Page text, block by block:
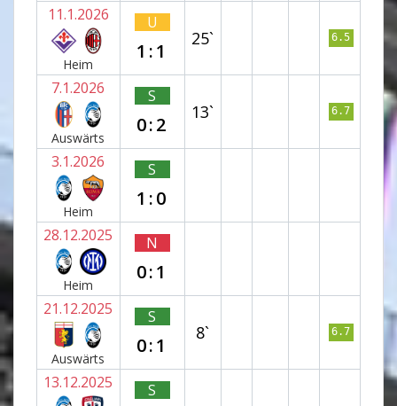
11.1.2026
Heim
U
1:1
25` 6.5
7.1.2026
Auswärts
S
0:2
13` 6.7
3.1.2026
Heim
S
1:0
28.12.2025
Heim
N
0:1
21.12.2025
Auswärts
S
0:1
8` 6.7
13.12.2025 S